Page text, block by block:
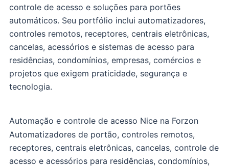
controle de acesso e soluções para portões
automáticos. Seu portfólio inclui automatizadores,
controles remotos, receptores, centrais eletrônicas,
cancelas, acessórios e sistemas de acesso para
residências, condomínios, empresas, comércios e
projetos que exigem praticidade, segurança e
tecnologia.
Automação e controle de acesso Nice na Forzon
Automatizadores de portão, controles remotos,
receptores, centrais eletrônicas, cancelas, controle de
acesso e acessórios para residências, condomínios,